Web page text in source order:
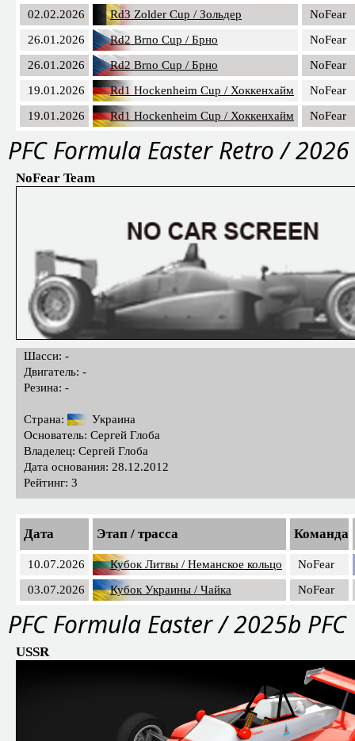
02.02.2026
Rd3 Zolder Cup / Зольдер
NoFear
26.01.2026
Rd2 Brno Cup / Брно
NoFear
26.01.2026
Rd2 Brno Cup / Брно
NoFear
19.01.2026
Rd1 Hockenheim Cup / Хоккенхайм
NoFear
19.01.2026
Rd1 Hockenheim Cup / Хоккенхайм NoFear
PFС Formula Easter Retro / 2026
NoFear Team
Шасси: -
Двигатель: -
Резина: -
Страна:
Украина
Основатель: Сергей Глоба
Владелец: Сергей Глоба
Дата основания: 28.12.2012
Рейтинг: 3
Дата Этап / трасса Команда
10.07.2026 Кубок Литвы / Неманское кольцо
NoFear
03.07.2026
Кубок Украины / Чайка NoFear
PFС Formula Easter / 2025b PFC
USSR